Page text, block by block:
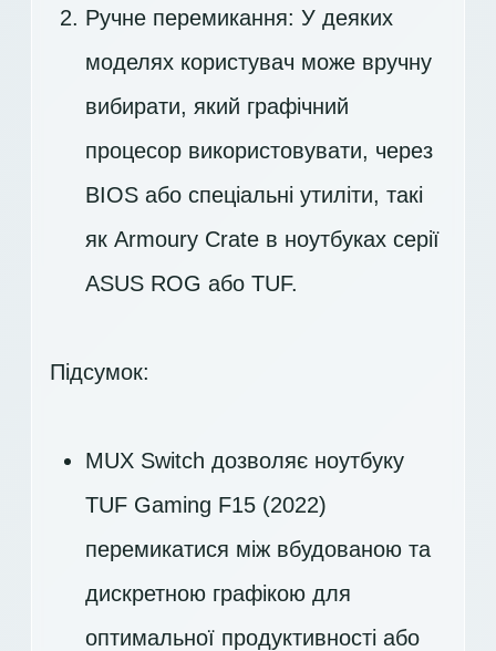
Ручне перемикання: У деяких
моделях користувач може вручну
вибирати, який графічний
процесор використовувати, через
BIOS або спеціальні утиліти, такі
як Armoury Crate в ноутбуках серії
ASUS ROG або TUF.
Підсумок:
MUX Switch дозволяє ноутбуку
TUF Gaming F15 (2022)
перемикатися між вбудованою та
дискретною графікою для
оптимальної продуктивності або